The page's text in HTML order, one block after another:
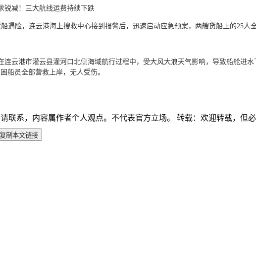
遇险，连云港海上搜救中心接到报警后，迅速启动应急预案，两艘货船上的25人全
连云港市灌云县灌河口北侧海域航行过程中，受大风大浪天气影响，导致船舱进
船员全部营救上岸，无人受伤。
联系，内容属作者个人观点。不代表官方立场。 转载：欢迎转载，但